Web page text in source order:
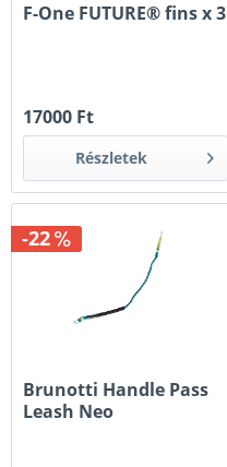
F-One FUTURE® fins x 3
17000 Ft
Részletek
-22
Brunotti Handle Pass
Leash Neo